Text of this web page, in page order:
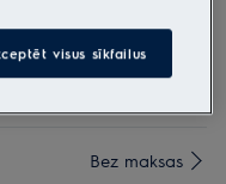
vēl vienkāršāku
Bez maksas
visus sīkfailus